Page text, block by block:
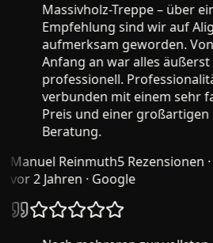
Massivholz-Treppe – über
Empfehlung sind wir auf
aufmerksam geworden. Von
Anfang an war alles äußerst
professionell.
verbunden mit einem sehr
Preis und einer großartigen
Beratung.
Manuel Reinmuth5 Rezensionen ·
vor 2 Jahren· Google